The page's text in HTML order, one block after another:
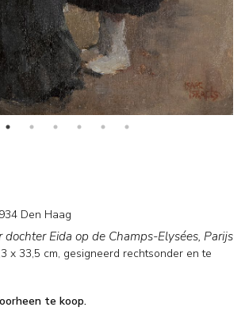
Den Haag
dochter Eida op de Champs-Elysées, Parijs
x 33,5 cm, gesigneerd rechtsonder ente
te koop.